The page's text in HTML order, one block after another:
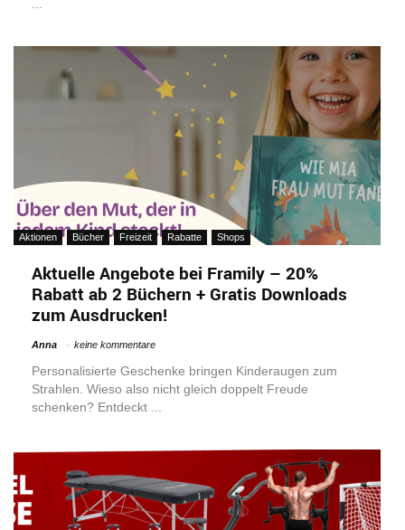
Aktionen Bücher Freizeit Rabatte Shops
Aktuelle Angebote bei Framily – 20%
Rabatt ab 2 Büchern + Gratis Downloads
zum Ausdrucken!
Anna keine kommentare
Personalisierte Geschenke bringen Kinderaugen zum
Strahlen. Wieso also nicht gleich doppelt Freude
schenken? Entdeckt ...